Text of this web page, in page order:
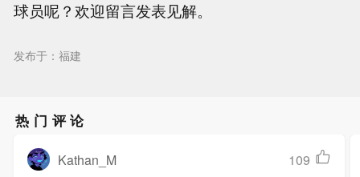
球员呢？欢迎留言发表见解。
发布于：福建
热门评论
Kathan_M 109